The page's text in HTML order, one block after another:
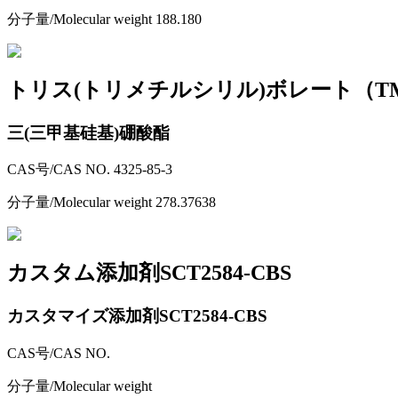
分子量/Molecular weight 188.180
トリス(トリメチルシリル)ボレート（
三(三甲基硅基)硼酸酯
CAS号/CAS NO. 4325-85-3
分子量/Molecular weight 278.37638
カスタム添加剤SCT2584-CBS
カスタマイズ添加剤SCT2584-CBS
CAS号/CAS NO.
分子量/Molecular weight